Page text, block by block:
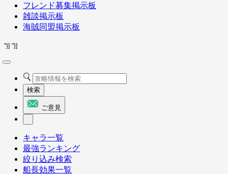
フレンド募集掲示板
雑談掲示板
海賊同盟掲示板
"}] "}]
検索
ご意見
キャラ一覧
最強ランキング
絞り込み検索
船長効果一覧